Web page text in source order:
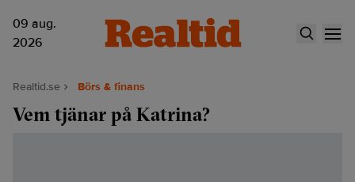
09 aug.
2026
Realtid.se Börs & finans
Vem tjänar på Katrina?